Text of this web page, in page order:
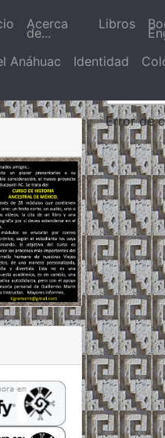
(actual)
Acerca
de...
Libros
Anáhuac Identidad
Error de